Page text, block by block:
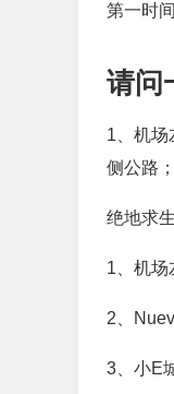
第一时
请问
1、机
侧公路
绝地求
1、机场
2、
3、小E